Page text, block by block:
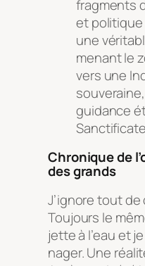
fragments
et
une
menant le
vers une
guidance
Chronique de
des grands
J’ignore tout
Toujours le
jette à l’eau et
nager. Une